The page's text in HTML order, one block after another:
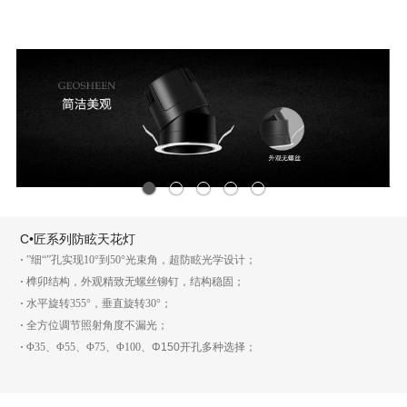
C•匠系列防眩天花灯
·”细“”孔实现10°到50°光束角，超防眩光学设计；
·榫卯结构，外观精致无螺丝铆钉，结构稳固；
·水平旋转355°，垂直旋转30°；
·全方位调节照射角度不漏光；
·Φ35、Φ55、Φ75、Φ100、Φ150开孔多种选择；